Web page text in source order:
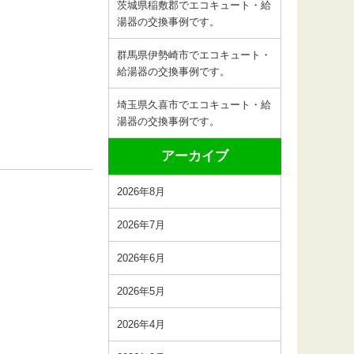
茨城県稲敷郡でエコキュート・給
湯器の交換事例です。
群馬県伊勢崎市でエコキュート・
給湯器の交換事例です。
埼玉県久喜市でエコキュート・給
湯器の交換事例です。
アーカイブ
2026年8月
2026年7月
2026年6月
2026年5月
2026年4月